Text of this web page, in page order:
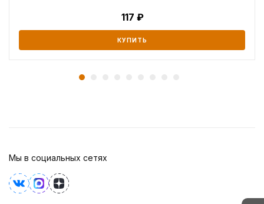
117
КУПИТЬ
Мы в социальных сетях